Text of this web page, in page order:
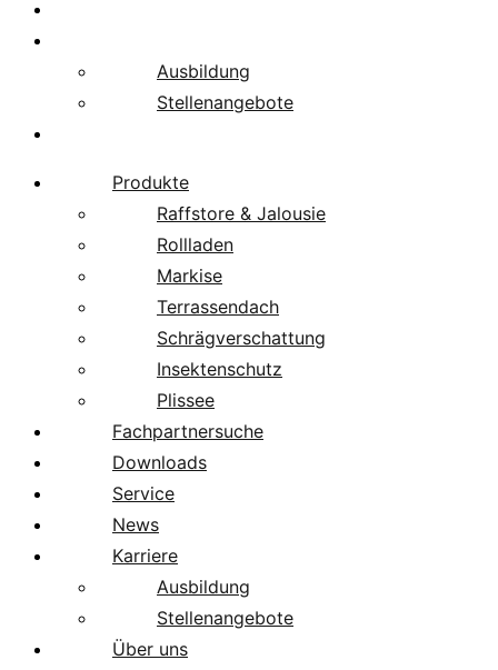
Ausbildung
Stellenangebote
Produkte
Raffstore & Jalousie
Rollladen
Markise
Terrassendach
Schrägverschattung
Insektenschutz
Plissee
Fachpartnersuche
Downloads
Service
News
Karriere
Ausbildung
Stellenangebote
Über uns